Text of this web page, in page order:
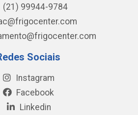
(21) 99944-9784
Sociais
Instagram
Facebook
Linkedin